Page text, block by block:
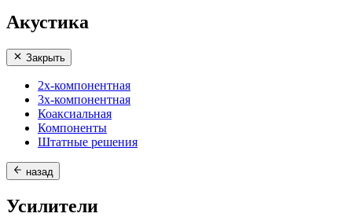
Акустика
Закрыть
2х-компонентная
3х-компонентная
Коаксиальная
Компоненты
Штатные решения
назад
Усилители